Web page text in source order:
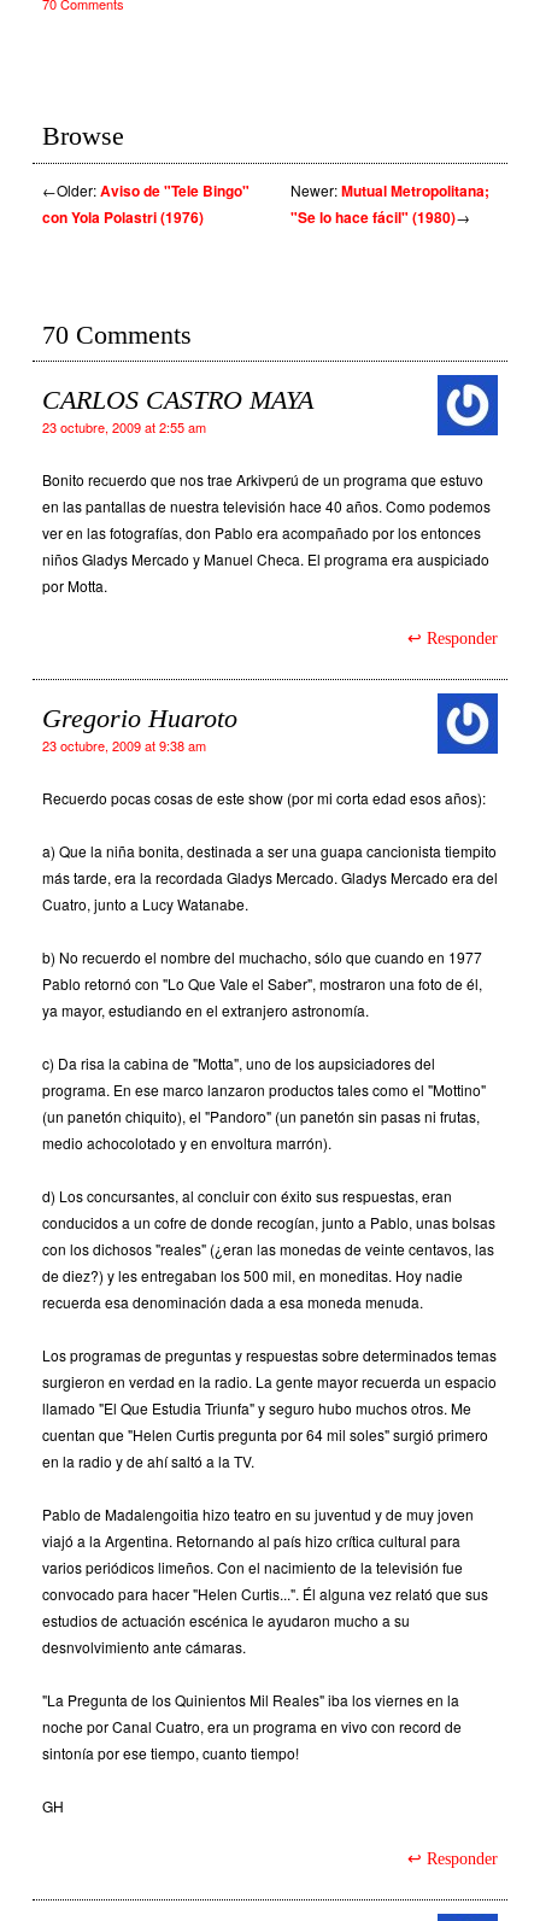
Browse
←Older:Aviso de "Tele Bingo"
con Yola Polastri (1976)
Newer:Mutual Metropolitana;
"Se lo hace fácil" (1980)→
70 Comments
CARLOS CASTRO MAYA
23 octubre, 2009 at 2:55 am
Bonito recuerdo que nos trae Arkivperú de un programa que estuvo
en las pantallas de nuestra televisión hace 40 años. Como podemos
ver en las fotografías, don Pablo era acompañado por los entonces
niños Gladys Mercado y Manuel Checa. El programa era auspiciado
por Motta.
Responder
Gregorio Huaroto
23 octubre, 2009 at 9:38 am
Recuerdo pocas cosas de este show (por mi corta edad esos años):
a) Que la niña bonita, destinada a ser una guapa cancionista tiempito
más tarde, era la recordada Gladys Mercado. Gladys Mercado era del
Cuatro, junto a Lucy Watanabe.
b) No recuerdo el nombre del muchacho, sólo que cuando en 1977
Pablo retornó con "Lo Que Vale el Saber", mostraron una foto de él,
ya mayor, estudiando en el extranjero astronomía.
c) Da risa la cabina de "Motta", uno de los aupsiciadores del
programa. En ese marco lanzaron productos tales como el "Mottino"
(un panetón chiquito), el "Pandoro" (un panetón sin pasas ni frutas,
medio achocolotado y en envoltura marrón).
d) Los concursantes, al concluir con éxito sus respuestas, eran
conducidos a un cofre de donde recogían, junto a Pablo, unas bolsas
con los dichosos "reales" (¿eran las monedas de veinte centavos, las
de diez?) y les entregaban los 500 mil, en moneditas. Hoy nadie
recuerda esa denominación dada a esa moneda menuda.
Los programas de preguntas y respuestas sobre determinados temas
surgieron en verdad en la radio. La gente mayor recuerda un espacio
llamado "El Que Estudia Triunfa" y seguro hubo muchos otros. Me
cuentan que "Helen Curtis pregunta por 64 mil soles" surgió primero
en la radio y de ahí saltó a la TV.
Pablo de Madalengoitia hizo teatro en su juventud y de muy joven
viajó a la Argentina. Retornando al país hizo crítica cultural para
varios periódicos limeños. Con el nacimiento de la televisión fue
convocado para hacer "Helen Curtis...". Él alguna vez relató que sus
estudios de actuación escénica le ayudaron mucho a su
desnvolvimiento ante cámaras.
"La Pregunta de los Quinientos Mil Reales" iba los viernes en la
noche por Canal Cuatro, era un programa en vivo con record de
sintonía por ese tiempo, cuanto tiempo!
GH
Responder